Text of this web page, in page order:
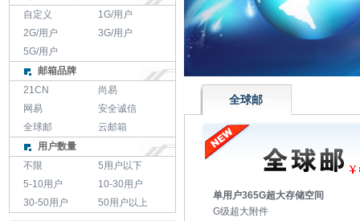
自定义
1G/用户
2G/用户
3G/用户
5G/用户
邮箱品牌
21CN
尚易
网易
安全诚信
全球邮
云邮箱
用户数量
不限
5用户以下
5-10用户
10-30用户
30-50用户
50用户以上
全球邮
单用户365G超大存储空间
G级超大附件